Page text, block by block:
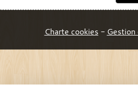
Charte cookies Gestion